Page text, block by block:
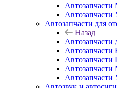
Автозапчасти
Автозапчасти для
Назад
Автозапчасти
Автозапчасти
Автозапчасти